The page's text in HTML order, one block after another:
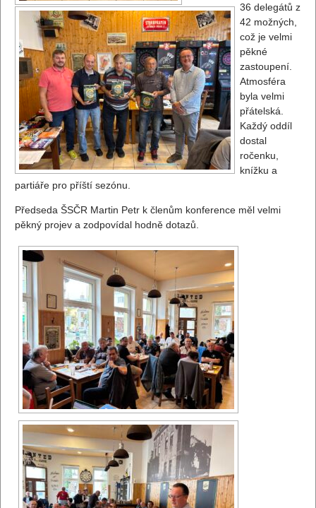
36 delegátů z
42 možných,
což je velmi
pěkné
zastoupení.
Atmosféra
byla velmi
přátelská.
Každý oddíl
dostal
ročenku,
knížku a
partiáře pro příští sezónu.
Předseda ŠSČR Martin Petr k členům konference měl velmi
pěkný projev a zodpovídal hodně dotazů.